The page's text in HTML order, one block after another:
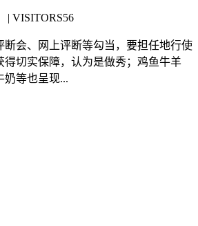
| VISITORS56
断会、网上评断等勾当，要担任地行使
得切实保障，认为是做秀；鸡鱼牛羊
奶等也呈现...